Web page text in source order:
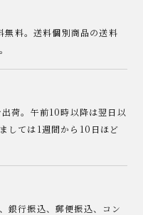
料。送料個別商品の送料
荷。午前10時以降は翌日以
しては1週間から10日ほど
行振込、郵便振込、コン